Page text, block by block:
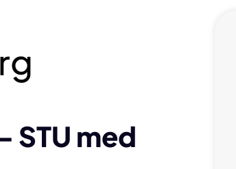
med